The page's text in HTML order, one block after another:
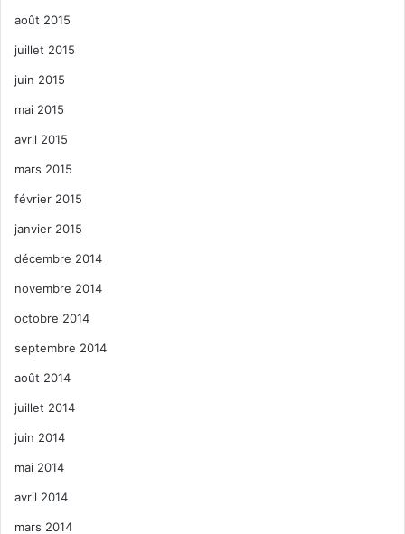
août 2015
juillet 2015
juin 2015
mai 2015
avril 2015
mars 2015
février 2015
janvier 2015
décembre 2014
novembre 2014
octobre 2014
septembre 2014
août 2014
juillet 2014
juin 2014
mai 2014
avril 2014
mars 2014